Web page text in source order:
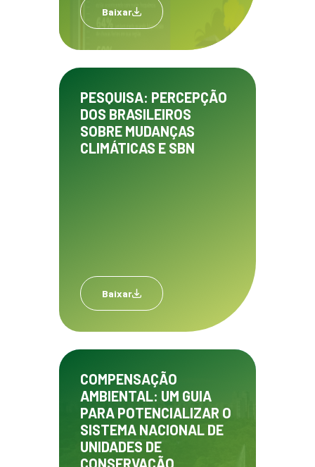
Baixar
PESQUISA: PERCEPÇÃO
DOS BRASILEIROS
SOBRE MUDANÇAS
CLIMÁTICAS E SBN
Baixar
COMPENSAÇÃO
AMBIENTAL: UM GUIA
PARA POTENCIALIZAR O
SISTEMA NACIONAL DE
UNIDADES DE
CONSERVAÇÃO